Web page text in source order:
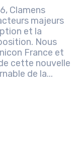
Clamens
majeurs
et la
Nous
France et
cette nouvelle
de la...